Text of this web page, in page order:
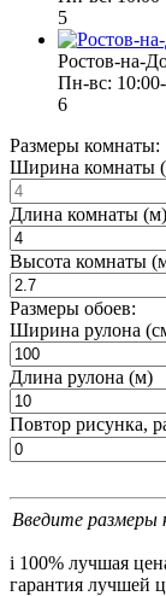
5
Ростов-на-
Пн-вс:
6
Размеры комнаты:
Ширина комнаты
Длина комнаты (м)
Высота комнаты
Размеры обоев:
Ширина рулона
Длина рулона (м)
Повтор рисунка,
Введите размеры
i 100% лучшая
гарантия лучшей